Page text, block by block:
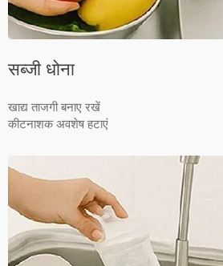
सब्जी धोना
खाद्य ताजगी बनाए रखें
कीटनाशक अवशेष हटाएं